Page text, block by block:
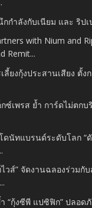
กำลังกับเนียม และ ริปเ
with Nium and
Remit...
ลี้ยงกุ้งประสานเสียง ตั้
ซ์เพรส ย้ำ การ์ดไม่ตกบ
ดนัทแบรนด์ระดับโลก “
ไวส์” จัดงานฉลองร่วมกั
“กุ้งซีพี แปซิฟิก” ปลอด